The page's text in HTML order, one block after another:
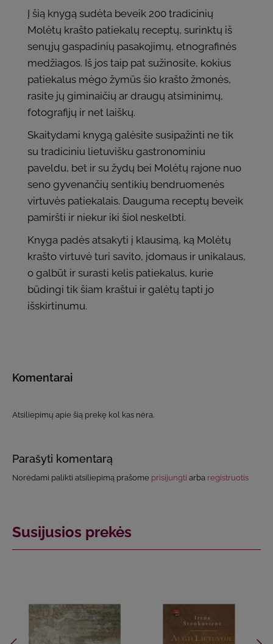
Į šią knygą sudėta beveik 200 tradicinių
Molėtų krašto patiekalų receptų, surinktų iš
senųjų gaspadinių pasakojimų, etnografinės
medžiagos. Iš jos taip pat sužinosite, kokius
patiekalus mėgo žymūs šio krašto žmonės,
rasite jų giminaičių ar draugų atsiminimų,
fotografijų ir net laiškų.
Skaitydami knygą galėsite susipažinti ne tik
su tradiciniu lietuvišku gastronominiu
paveldu, bet ir su žydų bei Molėtų rajone nuo
seno gyvenančių sentikių bendruomenės
virtuvės patiekalais. Dauguma receptų beveik
pamiršti ir niekur iki šiol neskelbti.
Knyga padės atsakyti į klausimą, ką Molėtų
krašto virtuvė turi savito, įdomaus ir unikalaus,
o galbūt ir surasti kelis patiekalus, kurie
būdingi tik šiam kraštui ir galėtų tapti jo
išskirtinumu.
Komentarai
Atsiliepimų apie šią prekę kol kas nėra.
Parašyti komentarą
Norėdami palikti atsiliepimą prašome prisijungti arba registruotis
Susijusios prekės